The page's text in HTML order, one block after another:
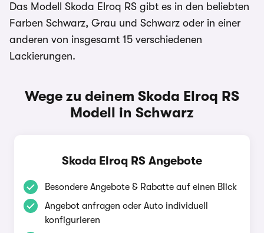
Das Modell Skoda Elroq RS gibt es in den beliebten
Farben Schwarz, Grau und Schwarz oder in einer
anderen von insgesamt 15 verschiedenen
Lackierungen.
Wege zu deinem Skoda Elroq RS
Modell in Schwarz
Skoda Elroq RS Angebote
Besondere Angebote & Rabatte auf einen Blick
Angebot anfragen oder Auto individuell
konfigurieren